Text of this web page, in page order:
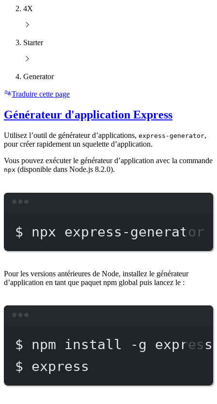
4X
Starter
Generator
Traduire cette page
Générateur d'application Express
Utilisez l’outil de générateur d’applications, express-generator,
pour créer rapidement un squelette d’application.
Vous pouvez exécuter le générateur d’application avec la commande
npx (disponible dans Node.js 8.2.0).
$ npx express-generator
Pour les versions antérieures de Node, installez le générateur
d’application en tant que paquet npm global puis lancez le :
$ npm install -g
$ express